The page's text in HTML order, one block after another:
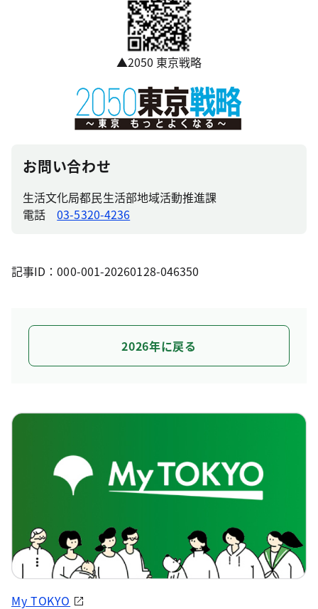
▲2050 東京戦略
お問い合わせ
生活文化局都民生活部地域活動推進課
電話03-5320-4236
記事ID：000-001-20260128-046350
2026年に戻る
My TOKYO